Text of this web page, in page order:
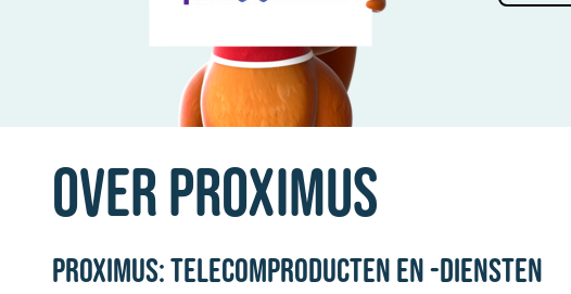
Over Proximus
Proximus: telecomproducten en -diensten